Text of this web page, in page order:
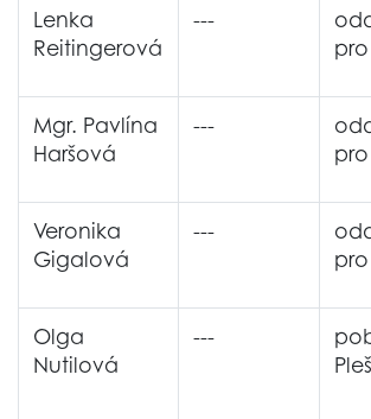
Lenka
Reitingerová
---
Mgr. Pavlína
Haršová
---
Veronika
Gigalová
---
Olga
Nutilová
---